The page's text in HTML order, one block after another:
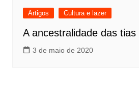
Artigos Cultura e lazer
A ancestralidade das
3 de maio de 2020